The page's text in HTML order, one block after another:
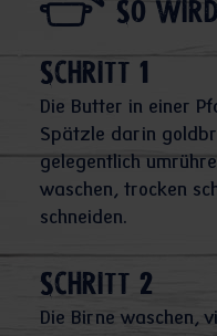
So
Schritt 1
Die Butter in einer
Spätzle darin
gelegentlich
waschen, trocken
schneiden.
Schritt 2
Die Birne waschen,